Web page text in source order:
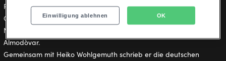
Produktion von Chicago sowie Buch- und Liedtexte zu 9 To 5, Der
Graf von Monte Christo, Chess und Frauen am Rande des
Nervenzusammenbruchs nach dem gleichnamigen Film von Pedro
Almodòvar.
Gemeinsam mit Heiko Wohlgemuth schrieb er die deutschen
Einwilligung ablehnen OK